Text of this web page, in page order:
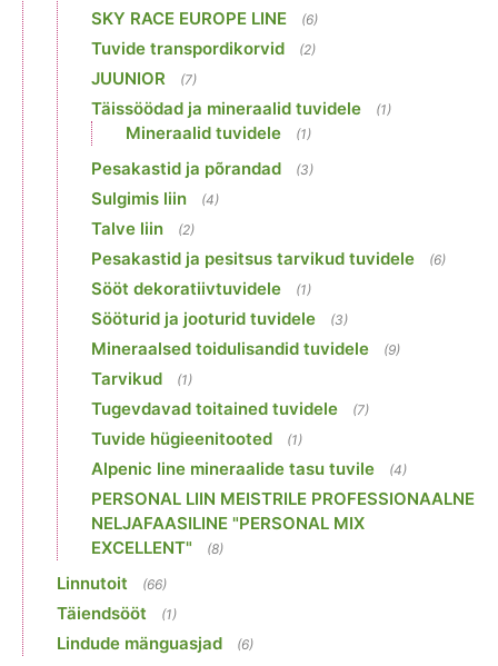
SKY RACE EUROPE LINE (6)
Tuvide transpordikorvid (2)
JUUNIOR (7)
Täissöödad ja mineraalid tuvidele (1)
Mineraalid tuvidele (1)
Pesakastid ja põrandad (3)
Sulgimis liin (4)
Talve liin (2)
Pesakastid ja pesitsus tarvikud tuvidele (6)
Sööt dekoratiivtuvidele (1)
Sööturid ja jooturid tuvidele (3)
Mineraalsed toidulisandid tuvidele (9)
Tarvikud (1)
Tugevdavad toitained tuvidele (7)
Tuvide hügieenitooted (1)
Alpenic line mineraalide tasu tuvile (4)
PERSONAL LIIN MEISTRILE PROFESSIONAALNE
NELJAFAASILINE "PERSONAL MIX
EXCELLENT"
(8)
Linnutoit (66)
Täiendsööt (1)
Lindude mänguasjad (6)